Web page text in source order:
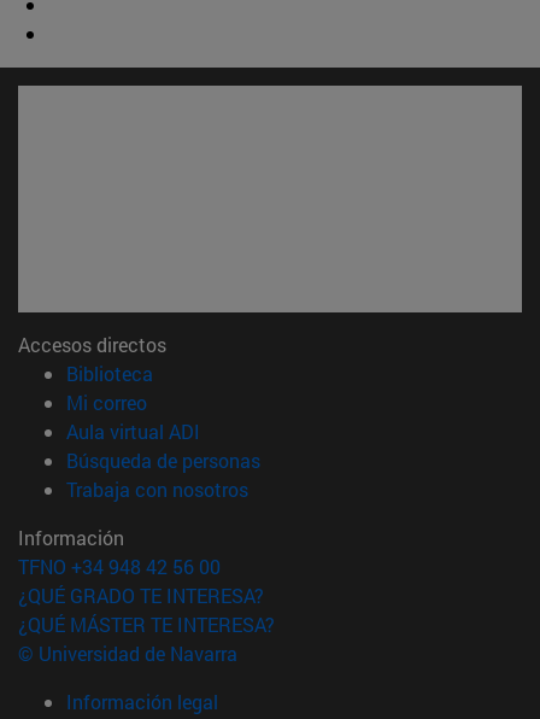
Accesos directos
Biblioteca
Mi correo(abre en nueva ventana)
Aula virtual ADI
Búsqueda de personas(abre en nueva ventana)
Trabaja con nosotros(abre en nueva ventana)
Información
TFNO +34 948 42 56 00
¿QUÉ GRADO TE INTERESA?
¿QUÉ MÁSTER TE INTERESA?
© Universidad de Navarra
Información legal